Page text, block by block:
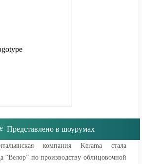
Представлено в шоурумах
компания Kerama стала
“Велор” по производству облицовочной